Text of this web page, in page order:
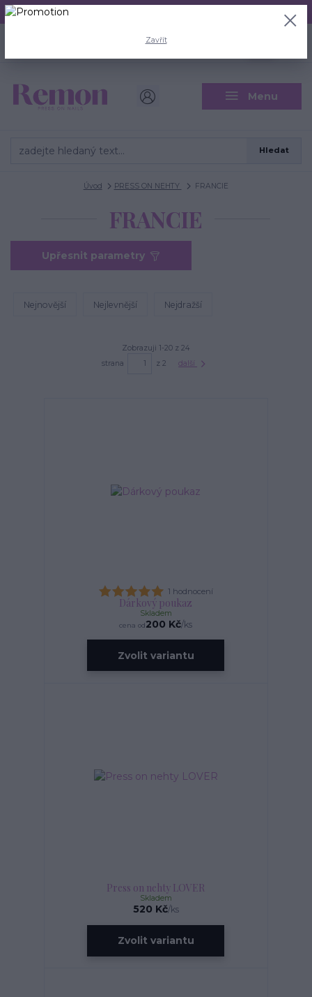
Aktuální doba odeslání je 3 - 5 pracovních dní.
Menu
CZK
Hledat
Úvod PRESS ON NEHTY FRANCIE
FRANCIE
Upřesnit parametry
Nejnovější Nejlevnější Nejdražší
Zobrazuji 1-20 z 24
strana
z 2 další
1 hodnocení
Dárkový poukaz
cena od200 Kč/ks
Skladem
Zvolit variantu
Press on nehty LOVER
520 Kč/ks
Skladem
Zvolit variantu
Zavřít